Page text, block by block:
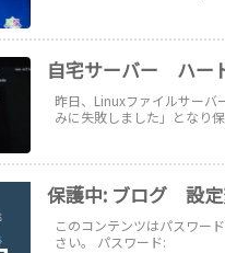
自宅サーバー ハー
昨日、Linuxファイルサーバ
みに失敗しました」となり
保護中: ブログ 設
このコンテンツはパスワー
さい。 パスワード: